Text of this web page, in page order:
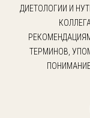
ДИЕТОЛОГИИ И
ТЕРМИНОВ,